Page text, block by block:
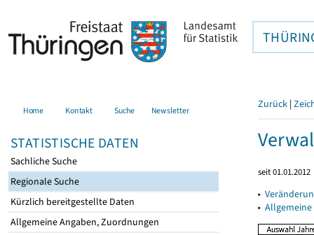
Home Kontakt Suche Newsletter
STATISTISCHE DATEN
Sachliche Suche
Regionale Suche
Kürzlich bereitgestellte Daten
Allgemeine Angaben, Zuordnungen
Zurück |
seit 01.01.2012
▸
▸